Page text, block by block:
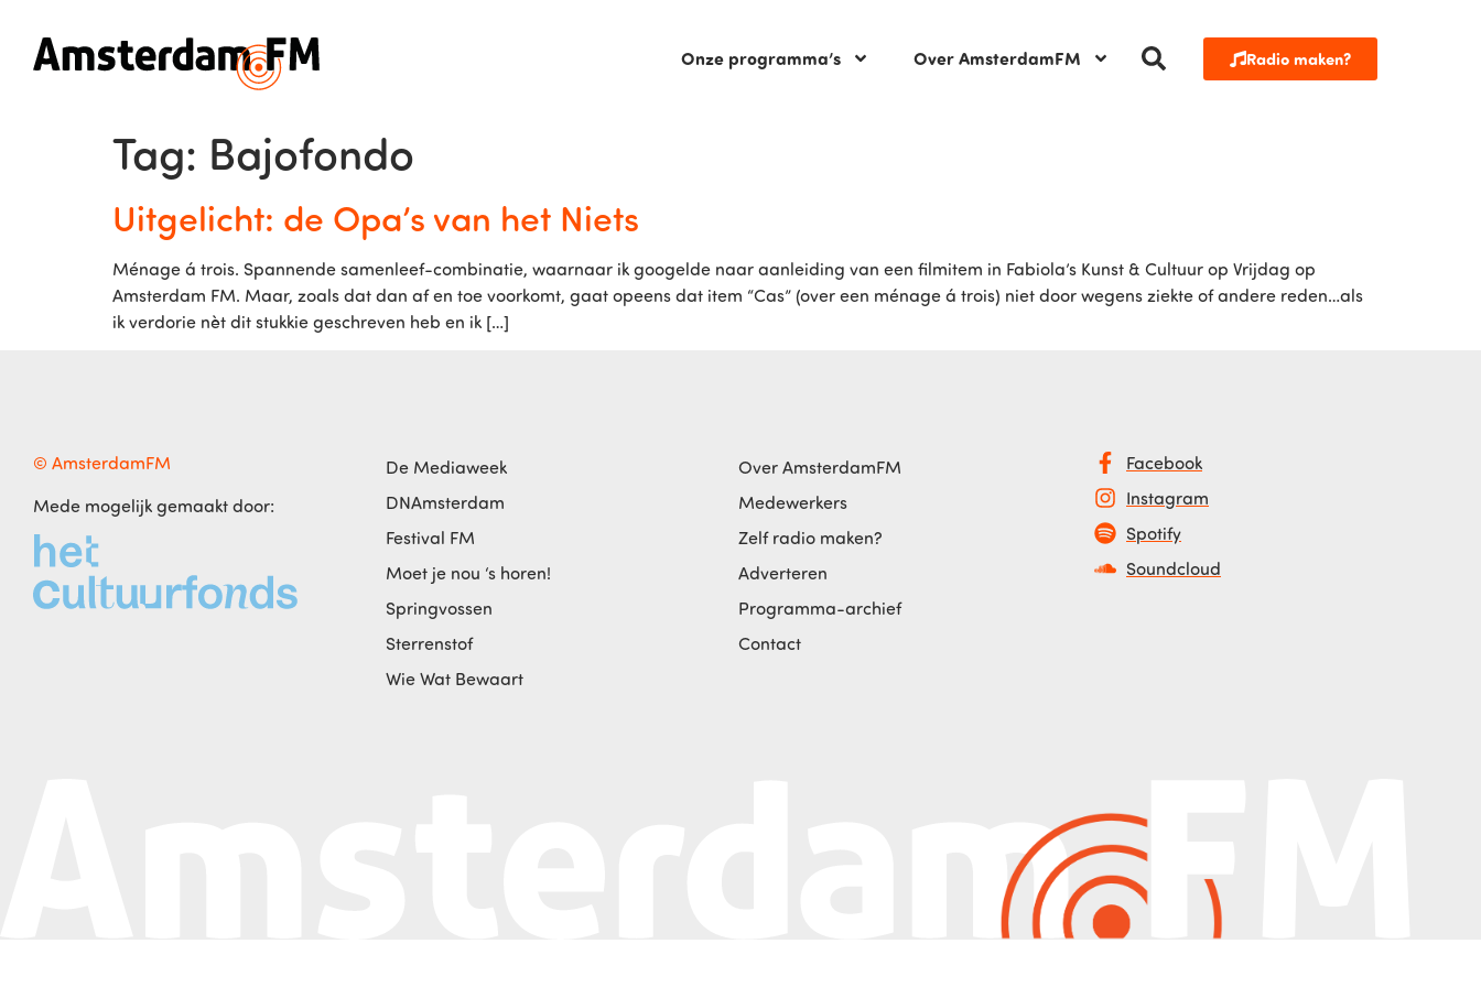
Onze programma’s Over AmsterdamFM Radio maken?
Tag: Bajofondo
Uitgelicht: de Opa’s van het Niets
Ménage á trois. Spannende samenleef-combinatie, waarnaar ik googelde naar aanleiding van een filmitem in Fabiola’s Kunst & Cultuur op Vrijdag op
Amsterdam FM. Maar, zoals dat dan af en toe voorkomt, gaat opeens dat item “Cas” (over een ménage á trois) niet door wegens ziekte of andere reden…als
ik verdorie nèt dit stukkie geschreven heb en ik […]
© AmsterdamFM
Mede mogelijk gemaakt door:
De Mediaweek
DNAmsterdam
Festival FM
Moet je nou ‘s horen!
Springvossen
Sterrenstof
Wie Wat Bewaart
Over AmsterdamFM
Medewerkers
Zelf radio maken?
Adverteren
Programma-archief
Contact
Facebook
Instagram
Spotify
Soundcloud